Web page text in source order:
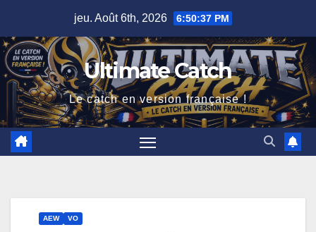
content
jeu. Août 6th, 2026 6:50:38 PM
Ultimate Catch
Le catch en version française !
AEW VO